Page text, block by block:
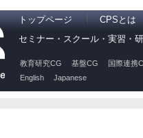
トップページ
CPSとは
セミナー・スクール・実習・
教育研究CG 基盤CG
国際連携
English
Japanese